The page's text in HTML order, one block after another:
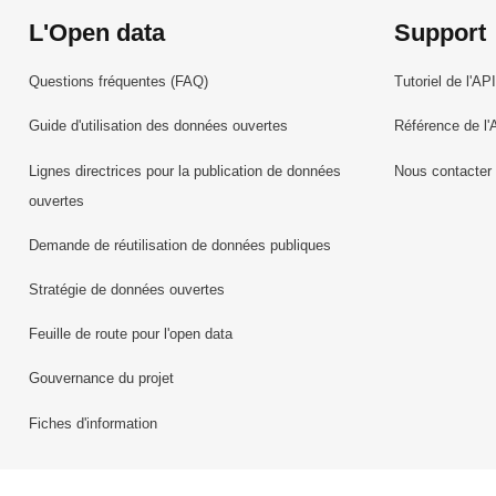
L'Open data
Questions fréquentes (FAQ)
Guide d'utilisation des données ouvertes
Lignes directrices pour la publication de données
ouvertes
Demande de réutilisation de données publiques
Stratégie de données ouvertes
Feuille de route pour l'open data
Gouvernance du projet
Fiches d'information
Support
Tutoriel de l'API
Référence de
Nous contacter